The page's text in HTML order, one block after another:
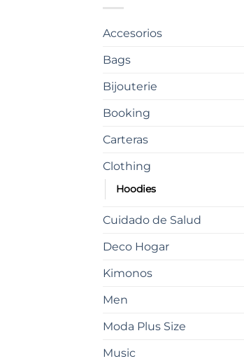
Accesorios
Bags
Bijouterie
Booking
Carteras
Clothing
Hoodies
Cuidado de Salud
Deco Hogar
Kimonos
Men
Moda Plus Size
Music